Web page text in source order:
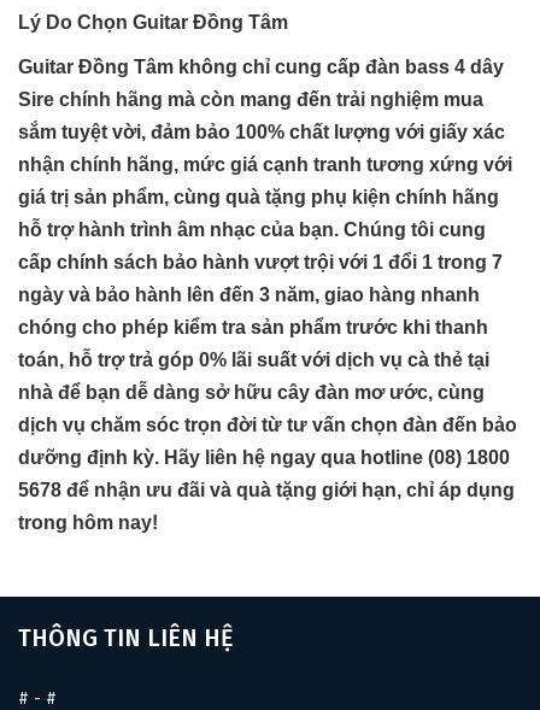
Lý Do Chọn Guitar Đồng Tâm
Guitar Đồng Tâm không chỉ cung cấp đàn bass 4 dây
Sire chính hãng mà còn mang đến trải nghiệm mua
sắm tuyệt vời, đảm bảo 100% chất lượng với giấy xác
nhận chính hãng, mức giá cạnh tranh tương xứng với
giá trị sản phẩm, cùng quà tặng phụ kiện chính hãng
hỗ trợ hành trình âm nhạc của bạn. Chúng tôi cung
cấp chính sách bảo hành vượt trội với 1 đổi 1 trong 7
ngày và bảo hành lên đến 3 năm, giao hàng nhanh
chóng cho phép kiểm tra sản phẩm trước khi thanh
toán, hỗ trợ trả góp 0% lãi suất với dịch vụ cà thẻ tại
nhà để bạn dễ dàng sở hữu cây đàn mơ ước, cùng
dịch vụ chăm sóc trọn đời từ tư vấn chọn đàn đến bảo
dưỡng định kỳ. Hãy liên hệ ngay qua hotline (08) 1800
5678 để nhận ưu đãi và quà tặng giới hạn, chỉ áp dụng
trong hôm nay!
THÔNG TIN LIÊN HỆ
# - #